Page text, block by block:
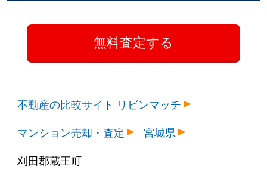
不動産の比較サイト リビンマッチ
マンション売却・査定
宮城県
刈田郡蔵王町